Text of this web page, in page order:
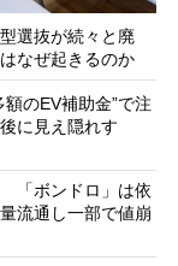
選抜が続々と廃
なぜ起きるのか
額のEV補助金”で注
に見え隠れす
「ボンドロ」は依
流通し一部で値崩